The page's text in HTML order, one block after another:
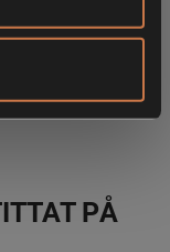
PÅ